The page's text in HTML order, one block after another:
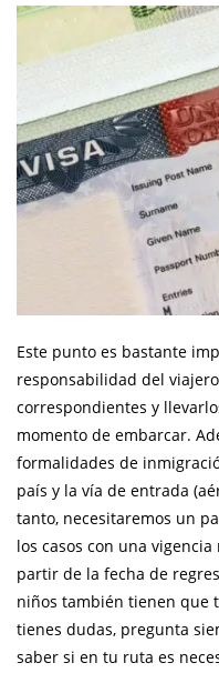
Este punto es bastante
responsabilidad del
correspondientes y
momento de embarcar.
formalidades de
país y la vía de entrada
tanto, necesitaremos un
los casos con una
partir de la fecha de
niños también tienen que
tienes dudas, pregunta
saber si en tu ruta es